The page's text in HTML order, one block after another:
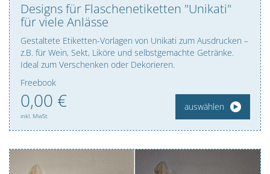
Designs für Flaschenetiketten "Unikati"
für viele Anlässe
Gestaltete Etiketten-Vorlagen von Unikati zum Ausdrucken –
z.B. für Wein, Sekt, Liköre und selbstgemachte Getränke.
Ideal zum Verschenken oder Dekorieren.
Freebook
0,00 €
inkl. MwSt.
auswählen